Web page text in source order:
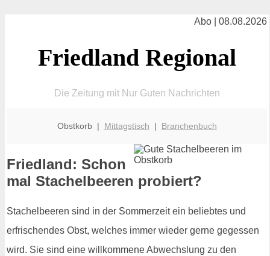
Abo | 08.08.2026
Friedland Regional
Die Zeitung mit Nur Guten Nachrichten
Obstkorb | Mittagstisch | Branchenbuch
Friedland: Schon
mal Stachelbeeren probiert?
Stachelbeeren sind in der Sommerzeit ein beliebtes und
erfrischendes Obst, welches immer wieder gerne gegessen
wird. Sie sind eine willkommene Abwechslung zu den